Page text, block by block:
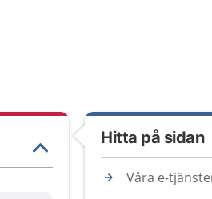
Hitta på sidan
Våra e-